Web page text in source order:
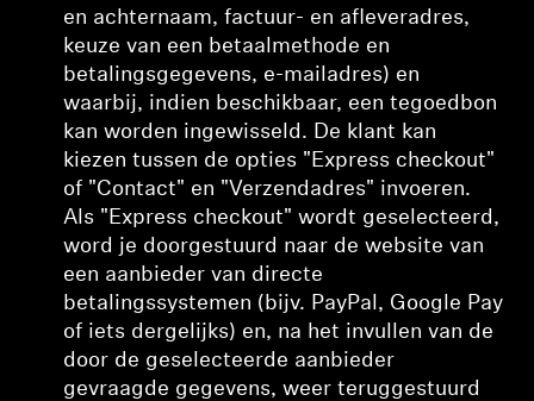
en achternaam, factuur- en afleveradres,
keuze van een betaalmethode en
betalingsgegevens, e-mailadres) en
waarbij, indien beschikbaar, een tegoedbon
kan worden ingewisseld. De klant kan
kiezen tussen de opties "Express checkout"
of "Contact" en "Verzendadres" invoeren.
Als "Express checkout" wordt geselecteerd,
word je doorgestuurd naar de website van
een aanbieder van directe
betalingssystemen (bijv. PayPal, Google Pay
of iets dergelijks) en, na het invullen van de
door de geselecteerde aanbieder
gevraagde gegevens, weer teruggestuurd